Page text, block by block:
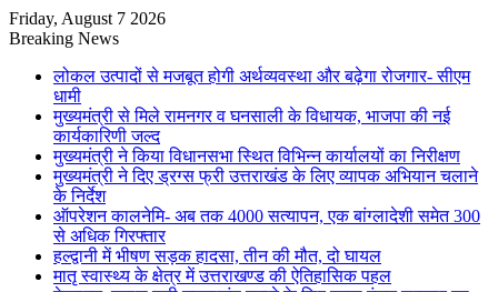
Friday, August 7 2026
Breaking News
लोकल उत्पादों से मजबूत होगी अर्थव्यवस्था और बढ़ेगा रोजगार- सीएम
धामी
मुख्यमंत्री से मिले रामनगर व घनसाली के विधायक, भाजपा की नई
कार्यकारिणी जल्द
मुख्यमंत्री ने किया विधानसभा स्थित विभिन्न कार्यालयों का निरीक्षण
मुख्यमंत्री ने दिए ड्रग्स फ्री उत्तराखंड के लिए व्यापक अभियान चलाने
के निर्देश
ऑपरेशन कालनेमि- अब तक 4000 सत्यापन, एक बांग्लादेशी समेत 300
से अधिक गिरफ्तार
हल्द्वानी में भीषण सड़क हादसा, तीन की मौत, दो घायल
मातृ स्वास्थ्य के क्षेत्र में उत्तराखण्ड की ऐतिहासिक पहल